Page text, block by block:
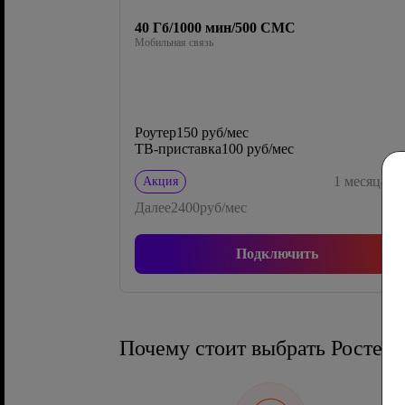
40 Гб/1000 мин/500 СМС
Мобильная связь
Роутер150 руб/мес
ТВ-приставка100 руб/мес
Акция 1 месяца
Далее2400руб/мес
Подключить
Почему стоит выбрать